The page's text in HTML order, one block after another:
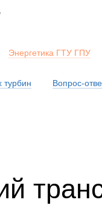
Энергетика ГТУ ГПУ
турбин Вопрос-